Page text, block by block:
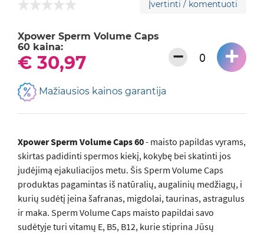
Įvertinti / komentuoti
Xpower Sperm Volume Caps
60 kaina:
€ 30,97 − +
Mažiausios kainos garantija
Xpower Sperm Volume Caps 60- maisto papildas vyrams,
skirtas padidinti spermos kiekį, kokybę bei skatinti jos
judėjimą ejakuliacijos metu. Šis Sperm Volume Caps
produktas pagamintas iš natūralių, augalinių medžiagų, i
kurių sudėtį įeina šafranas, migdolai, taurinas, astragulus
ir maka. Sperm Volume Caps maisto papildai savo
sudėtyje turi vitamų E, B5, B12, kurie stiprina Jūsų